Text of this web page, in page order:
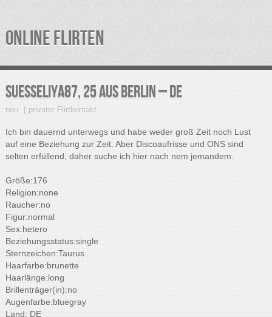
ONLINE FLIRTEN
suesseLiya87, 25 aus Berlin – DE
neu privater Flirtkontakt
Ich bin dauernd unterwegs und habe weder groß Zeit noch Lust
auf eine Beziehung zur Zeit. Aber Discoaufrisse und ONS sind
selten erfüllend, daher suche ich hier nach nem jemandem.
Größe:176
Religion:none
Raucher:no
Figur:normal
Sex:hetero
Beziehungsstatus:single
Sternzeichen:Taurus
Haarfarbe:brunette
Haarlänge:long
Brillenträger(in):no
Augenfarbe:bluegray
Land: DE